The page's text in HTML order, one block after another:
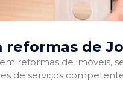
de
em reformas de imóveis,
de serviços